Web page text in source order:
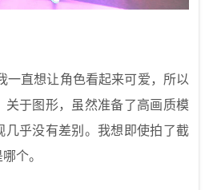
一直想让角色看起来可爱，所以
关于图形，虽然准备了高画质模
几乎没有差别。我想即使拍了截
个。